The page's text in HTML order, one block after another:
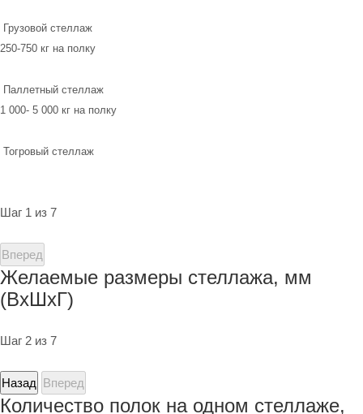
Грузовой стеллаж
250-750 кг на полку
Паллетный стеллаж
1 000- 5 000 кг на полку
Тогровый стеллаж
Шаг 1 из 7
Вперед
Желаемые размеры стеллажа, мм
(ВхШхГ)
Шаг 2 из 7
Назад Вперед
Количество полок на одном стеллаже,